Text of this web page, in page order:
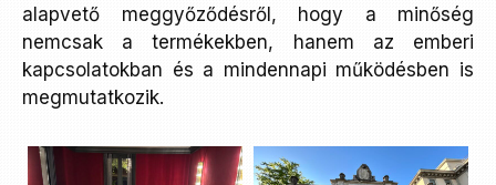
alapvető meggyőződésről, hogy a minőség
nemcsak a termékekben, hanem az emberi
kapcsolatokban és a mindennapi működésben is
megmutatkozik.